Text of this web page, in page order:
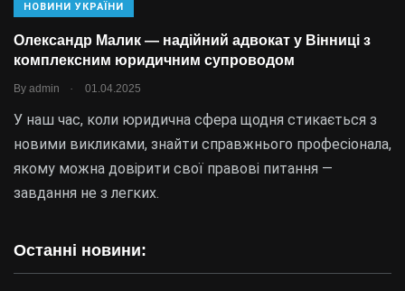
НОВИНИ УКРАЇНИ
Олександр Малик — надійний адвокат у Вінниці з
комплексним юридичним супроводом
By admin . 01.04.2025
У наш час, коли юридична сфера щодня стикається з
новими викликами, знайти справжнього професіонала,
якому можна довірити свої правові питання —
завдання не з легких.
Останні новини: